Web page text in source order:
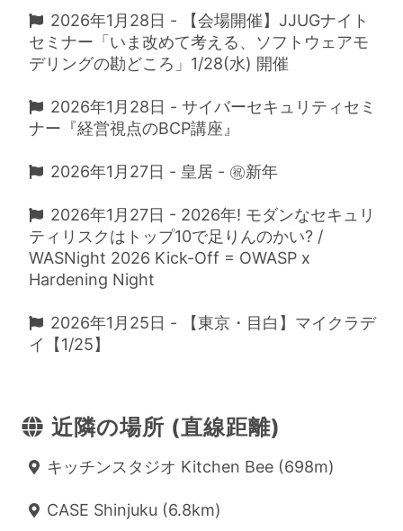
2026年1月28日 - 【会場開催】JJUGナイト
セミナー「いま改めて考える、ソフトウェアモ
デリングの勘どころ」1/28(水) 開催
2026年1月28日 - サイバーセキュリティセミ
ナー『経営視点のBCP講座』
2026年1月27日 - 皇居 - ㊗️新年
2026年1月27日 - 2026年! モダンなセキュリ
ティリスクはトップ10で足りんのかい? /
WASNight 2026 Kick-Off = OWASP x
Hardening Night
2026年1月25日 - 【東京・目白】マイクラデ
イ【1/25】
近隣の場所 (直線距離)
キッチンスタジオ Kitchen Bee (698m)
CASE Shinjuku (6.8km)